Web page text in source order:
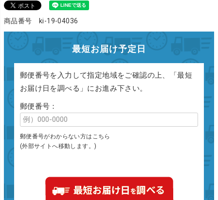
商品番号 ki-19-04036
最短お届け予定日
郵便番号を入力して指定地域をご確認の上、「最短
お届け日を調べる」にお進み下さい。
郵便番号：
郵便番号がわからない方はこちら
(外部サイトへ移動します。)